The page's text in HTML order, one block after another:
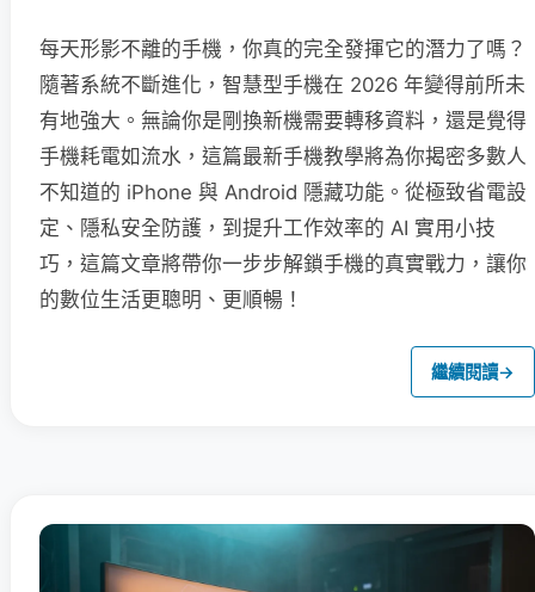
每天形影不離的手機，你真的完全發揮它的潛力了嗎？
隨著系統不斷進化，智慧型手機在 2026 年變得前所未
有地強大。無論你是剛換新機需要轉移資料，還是覺得
手機耗電如流水，這篇最新手機教學將為你揭密多數人
不知道的 iPhone 與 Android 隱藏功能。從極致省電設
定、隱私安全防護，到提升工作效率的 AI 實用小技
巧，這篇文章將帶你一步步解鎖手機的真實戰力，讓你
的數位生活更聰明、更順暢！
繼續閱讀→